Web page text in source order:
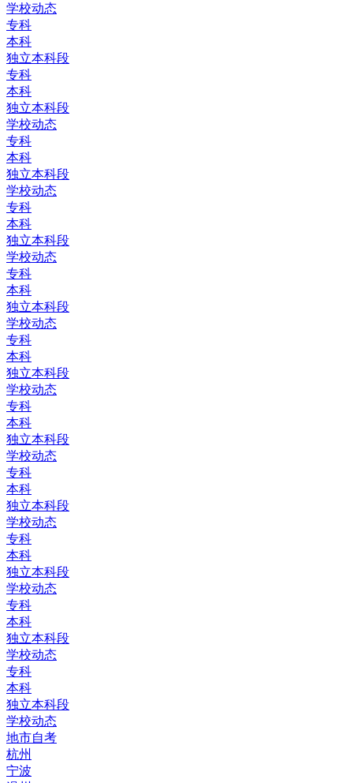
学校动态
专科
本科
独立本科段
专科
本科
独立本科段
学校动态
专科
本科
独立本科段
学校动态
专科
本科
独立本科段
学校动态
专科
本科
独立本科段
学校动态
专科
本科
独立本科段
学校动态
专科
本科
独立本科段
学校动态
专科
本科
独立本科段
学校动态
专科
本科
独立本科段
学校动态
专科
本科
独立本科段
学校动态
专科
本科
独立本科段
学校动态
地市自考
杭州
宁波